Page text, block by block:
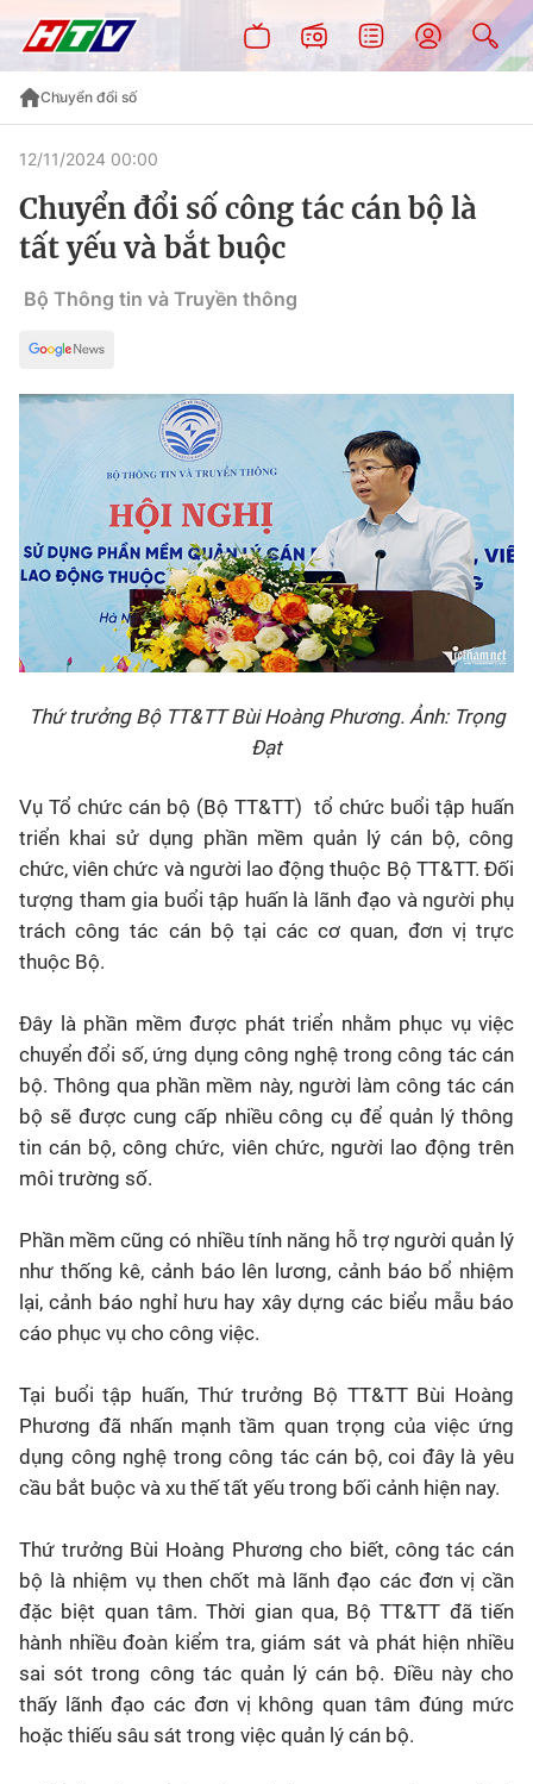
Chuyển đổi số
12/11/2024 00:00
Chuyển đổi số công tác cán bộ là
tất yếu và bắt buộc
Bộ Thông tin và Truyền thông
Thứ trưởng Bộ TT&TT Bùi Hoàng Phương. Ảnh: Trọng
Đạt
Vụ Tổ chức cán bộ (Bộ TT&TT) tổ chức buổi tập huấn
triển khai sử dụng phần mềm quản lý cán bộ, công
chức, viên chức và người lao động thuộc Bộ TT&TT. Đối
tượng tham gia buổi tập huấn là lãnh đạo và người phụ
trách công tác cán bộ tại các cơ quan, đơn vị trực
thuộc Bộ.
Đây là phần mềm được phát triển nhằm phục vụ việc
chuyển đổi số, ứng dụng công nghệ trong công tác cán
bộ. Thông qua phần mềm này, người làm công tác cán
bộ sẽ được cung cấp nhiều công cụ để quản lý thông
tin cán bộ, công chức, viên chức, người lao động trên
môi trường số.
Phần mềm cũng có nhiều tính năng hỗ trợ người quản lý
như thống kê, cảnh báo lên lương, cảnh báo bổ nhiệm
lại, cảnh báo nghỉ hưu hay xây dựng các biểu mẫu báo
cáo phục vụ cho công việc.
Tại buổi tập huấn, Thứ trưởng Bộ TT&TT Bùi Hoàng
Phương đã nhấn mạnh tầm quan trọng của việc ứng
dụng công nghệ trong công tác cán bộ, coi đây là yêu
cầu bắt buộc và xu thế tất yếu trong bối cảnh hiện nay.
Thứ trưởng Bùi Hoàng Phương cho biết, công tác cán
bộ là nhiệm vụ then chốt mà lãnh đạo các đơn vị cần
đặc biệt quan tâm. Thời gian qua, Bộ TT&TT đã tiến
hành nhiều đoàn kiểm tra, giám sát và phát hiện nhiều
sai sót trong công tác quản lý cán bộ. Điều này cho
thấy lãnh đạo các đơn vị không quan tâm đúng mức
hoặc thiếu sâu sát trong việc quản lý cán bộ.